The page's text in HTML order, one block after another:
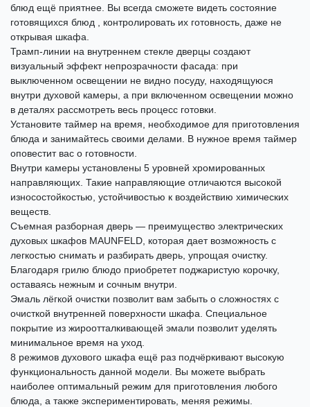
блюд ещё приятнее. Вы всегда сможете видеть состояние
готовящихся блюд , контролировать их готовность, даже не
открывая шкафа.
Трамп-линии на внутреннем стекле дверцы создают
визуальный эффект непрозрачности фасада: при
выключенном освещении не видно посуду, находящуюся
внутри духовой камеры, а при включенном освещении можно
в деталях рассмотреть весь процесс готовки.
Установите таймер на время, необходимое для приготовления
блюда и занимайтесь своими делами. В нужное время таймер
оповестит вас о готовности.
Внутри камеры установлены 5 уровней хромированных
направляющих. Такие направляющие отличаются высокой
износостойкостью, устойчивостью к воздействию химических
веществ.
Съемная разборная дверь — преимущество электрических
духовых шкафов MAUNFELD, которая дает возможность с
легкостью снимать и разбирать дверь, упрощая очистку.
Благодаря грилю блюдо приобретет поджаристую корочку,
оставаясь нежным и сочным внутри.
Эмаль лёгкой очистки позволит вам забыть о сложностях с
очисткой внутренней поверхности шкафа. Специальное
покрытие из жироотталкивающей эмали позволит уделять
минимальное время на уход.
8 режимов духового шкафа ещё раз подчёркивают высокую
функциональность данной модели. Вы можете выбрать
наиболее оптимальный режим для приготовления любого
блюда, а также экспериментировать, меняя режимы.